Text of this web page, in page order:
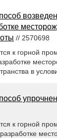
// 2570698
к горной
в
к горной